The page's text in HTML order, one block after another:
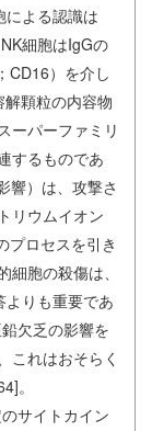
による認識は
細胞はIgGの
CD16）を介し
顆粒の内容物
ーパーファミリ
するものであ
響）は、攻撃さ
リウムイオン
プロセスを引き
胞の殺傷は、
りも重要であ
欠乏の影響を
これはおそらく
。
サイトカイン